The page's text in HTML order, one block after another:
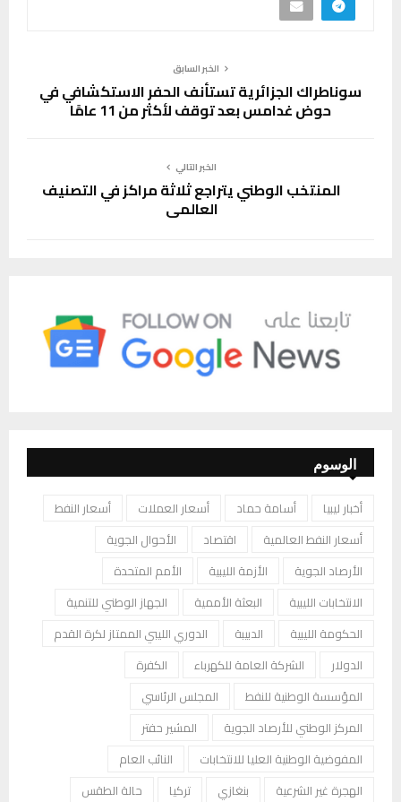
الخبر السابق
سوناطراك الجزائرية تستأنف الحفر الاستكشافي في
حوض غدامس بعد توقف لأكثر من 11 عامًا
الخبر التالي
المنتخب الوطني يتراجع ثلاثة مراكز في التصنيف
العالمي
الوسوم
أخبار ليبيا أسامة حماد أسعار العملات
أسعار النفط
أسعار النفط العالمية
اقتصاد
الأحوال الجوية
الأرصاد الجوية
الأزمة الليبية
الأمم المتحدة
الانتخابات الليبية
البعثة الأممية
الجهاز الوطني للتنمية
الحكومة الليبية
الدبيبة
الدوري الليبي الممتاز لكرة القدم
الدولار
الشركة العامة للكهرباء
الكفرة
المؤسسة الوطنية للنفط
المجلس الرئاسي
المركز الوطني للأرصاد الجوية
المشير حفتر
المفوضية الوطنية العليا للانتخابات
النائب العام
الهجرة غير الشرعية
بنغازي تركيا
حالة الطقس